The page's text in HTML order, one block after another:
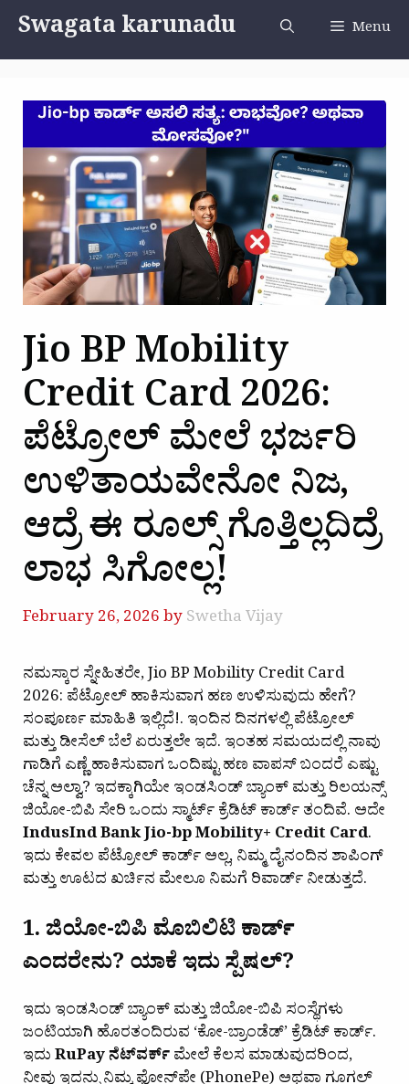
Skip
content
Swagata karunadu Menu
Jio BP Mobility
Credit Card 2026:
ಪೆಟ್ರೋಲ್ ಮೇಲೆ ಭರ್ಜರಿ
ಉಳಿತಾಯವೇನೋ ನಿಜ,
ಆದ್ರೆ ಈ ರೂಲ್ಸ್ ಗೊತ್ತಿಲ್ಲದಿದ್ರೆ
ಲಾಭ ಸಿಗೋಲ್ಲ!
February 26, 2026bySwetha Vijay
ನಮಸ್ಕಾರ ಸ್ನೇಹಿತರೇ, Jio BP Mobility Credit Card
2026: ಪೆಟ್ರೋಲ್ ಹಾಕಿಸುವಾಗ ಹಣ ಉಳಿಸುವುದು ಹೇಗೆ?
ಸಂಪೂರ್ಣ ಮಾಹಿತಿ ಇಲ್ಲಿದೆ!. ಇಂದಿನ ದಿನಗಳಲ್ಲಿ ಪೆಟ್ರೋಲ್
ಮತ್ತು ಡೀಸೆಲ್ ಬೆಲೆ ಏರುತ್ತಲೇ ಇದೆ. ಇಂತಹ ಸಮಯದಲ್ಲಿ ನಾವು
ಗಾಡಿಗೆ ಎಣ್ಣೆ ಹಾಕಿಸುವಾಗ ಒಂದಿಷ್ಟು ಹಣ ವಾಪಸ್ ಬಂದರೆ ಎಷ್ಟು
ಚೆನ್ನ ಅಲ್ವಾ? ಇದಕ್ಕಾಗಿಯೇ ಇಂಡಸಿಂಡ್ ಬ್ಯಾಂಕ್ ಮತ್ತು ರಿಲಯನ್ಸ್
ಜಿಯೋ-ಬಿಪಿ ಸೇರಿ ಒಂದು ಸ್ಮಾರ್ಟ್ ಕ್ರೆಡಿಟ್ ಕಾರ್ಡ್ ತಂದಿವೆ. ಅದೇ
IndusInd Bank Jio-bp Mobility+ Credit Card.
ಇದು ಕೇವಲ ಪೆಟ್ರೋಲ್ ಕಾರ್ಡ್ ಅಲ್ಲ, ನಿಮ್ಮ ದೈನಂದಿನ ಶಾಪಿಂಗ್
ಮತ್ತು ಊಟದ ಖರ್ಚಿನ ಮೇಲೂ ನಿಮಗೆ ರಿವಾರ್ಡ್ ನೀಡುತ್ತದೆ.
1. ಜಿಯೋ-ಬಿಪಿ ಮೊಬಿಲಿಟಿ ಕಾರ್ಡ್
ಎಂದರೇನು? ಯಾಕೆ ಇದು ಸ್ಪೆಷಲ್?
ಇದು ಇಂಡಸಿಂಡ್ ಬ್ಯಾಂಕ್ ಮತ್ತು ಜಿಯೋ-ಬಿಪಿ ಸಂಸ್ಥೆಗಳು
ಜಂಟಿಯಾಗಿ ಹೊರತಂದಿರುವ ‘ಕೋ-ಬ್ರಾಂಡೆಡ್’ ಕ್ರೆಡಿಟ್ ಕಾರ್ಡ್.
ಇದುRuPay ನೆಟ್‌ವರ್ಕ್ಮೇಲೆ ಕೆಲಸ ಮಾಡುವುದರಿಂದ,